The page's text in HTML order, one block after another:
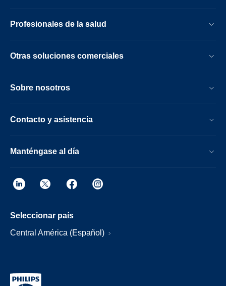
Profesionales de la salud
Otras soluciones comerciales
Sobre nosotros
Contacto y asistencia
Manténgase al día
Seleccionar país
Central América (Español)